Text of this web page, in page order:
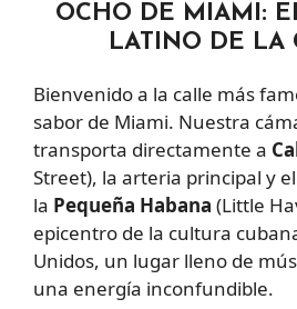
OCHO DE MIAMI:
LATINO DE LA
Bienvenido a la calle más
sabor de Miami. Nuestra
transporta directamente a
Street), la arteria principal y
la Pequeña Habana (Little
epicentro de la cultura
Unidos, un lugar lleno de
una energía inconfundible.